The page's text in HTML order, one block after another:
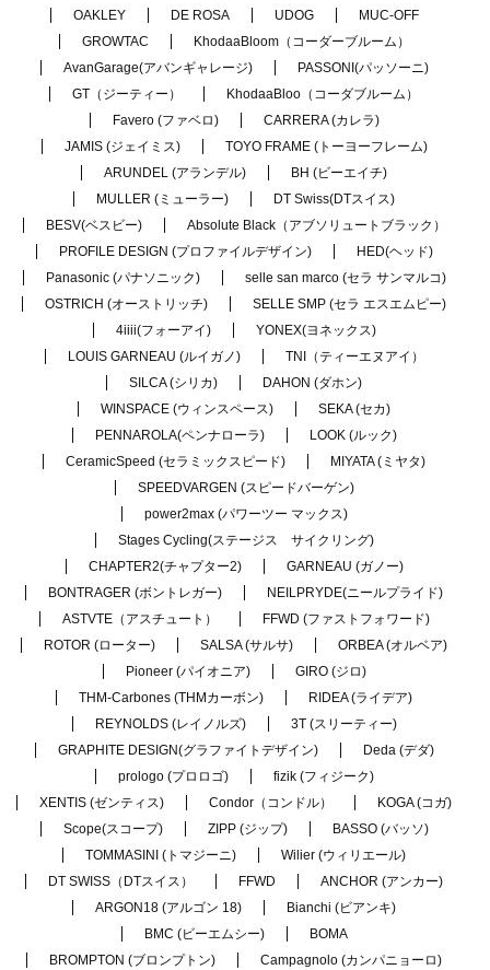
OAKLEY DE ROSA UDOG
MUC-OFF
GROWTAC
KhodaaBloom（コーダーブルーム）
AvanGarage(アバンギャレージ)
PASSONI(パッソーニ)
GT（ジーティー）
KhodaaBloo（コーダブルーム）
Favero (ファベロ)
CARRERA (カレラ)
JAMIS (ジェイミス)
TOYO FRAME (トーヨーフレーム)
ARUNDEL (アランデル)
BH (ビーエイチ)
MULLER (ミューラー)
DT Swiss(DTスイス)
BESV(ベスビー)
Absolute Black（アブソリュートブラック）
PROFILE DESIGN (プロファイルデザイン)
HED(ヘッド)
Panasonic (パナソニック)
selle san marco (セラ サンマルコ)
OSTRICH (オーストリッチ)
SELLE SMP (セラ エスエムピー)
4iiii(フォーアイ)
YONEX(ヨネックス)
LOUIS GARNEAU (ルイガノ)
TNI（ティーエヌアイ）
SILCA (シリカ)
DAHON (ダホン)
WINSPACE (ウィンスペース)
SEKA (セカ)
PENNAROLA(ペンナローラ)
LOOK (ルック)
CeramicSpeed (セラミックスピード)
MIYATA (ミヤタ)
SPEEDVARGEN (スピードバーゲン)
power2max (パワーツー マックス)
Stages Cycling(ステージス サイクリング)
CHAPTER2(チャプター2)
GARNEAU (ガノー)
BONTRAGER (ボントレガー)
NEILPRYDE(ニールプライド)
ASTVTE（アスチュート）
FFWD (ファストフォワード)
ROTOR (ローター)
SALSA (サルサ)
ORBEA (オルベア)
Pioneer (パイオニア)
GIRO (ジロ)
THM-Carbones (THMカーボン)
RIDEA (ライデア)
REYNOLDS (レイノルズ)
3T (スリーティー)
GRAPHITE DESIGN(グラファイトデザイン)
Deda (デダ)
prologo (プロロゴ)
fizik (フィジーク)
XENTIS (ゼンティス)
Condor（コンドル）
KOGA (コガ)
Scope(スコープ)
ZIPP (ジップ)
BASSO (バッソ)
TOMMASINI (トマジーニ)
Wilier (ウィリエール)
DT SWISS（DTスイス）
FFWD
ANCHOR (アンカー)
ARGON18 (アルゴン 18)
Bianchi (ビアンキ)
BMC (ビーエムシー)
BOMA
BROMPTON (ブロンプトン)
Campagnolo (カンパニョーロ)